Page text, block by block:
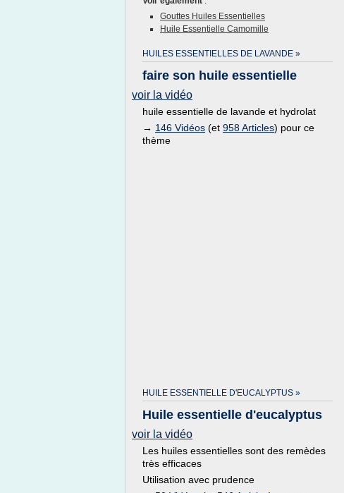
Gouttes Huiles Essentielles
Huile Essentielle Camomille
HUILES ESSENTIELLES DE LAVANDE »
faire son huile essentielle
voir la vidéo
huile essentielle de lavande et hydrolat
→ 146 Vidéos (et 958 Articles) pour ce
thème
HUILE ESSENTIELLE D'EUCALYPTUS »
Huile essentielle d'eucalyptus
voir la vidéo
Les huiles essentielles sont des remèdes
très efficaces
Utilisation avec prudence